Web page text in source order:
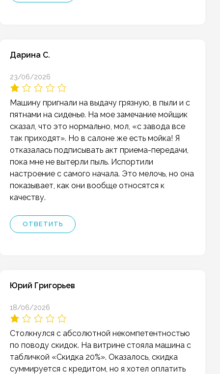
Дарина С.
23/06/2026
Машину пригнали на выдачу грязную, в пыли и с
пятнами на сиденье. На мое замечание мойщик
сказал, что это нормально, мол, «с завода все
так приходят». Но в салоне же есть мойка! Я
отказалась подписывать акт приема-передачи,
пока мне не вытерли пыль. Испортили
настроение с самого начала. Это мелочь, но она
показывает, как они вообще относятся к
качеству.
ОТВЕТИТЬ
Юрий Григорьев
18/06/2026
Столкнулся с абсолютной некомпетентностью
по поводу скидок. На витрине стояла машина с
табличкой «Скидка 20%». Оказалось, скидка
суммируется с кредитом, но я хотел оплатить